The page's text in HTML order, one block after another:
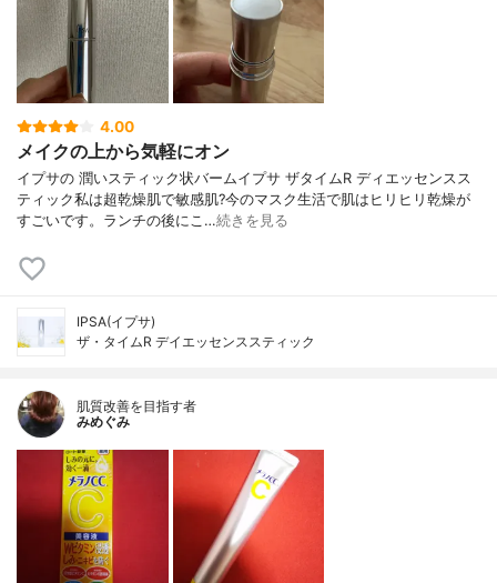
4.00
メイクの上から気軽にオン
イプサの 潤いスティック状バームイプサ ザタイムR ディエッセンスス
ティック私は超乾燥肌で敏感肌?今のマスク生活で肌はヒリヒリ乾燥が
すごいです。ランチの後にこ…続きを見る
IPSA(イプサ)
ザ・タイムR デイエッセンススティック
肌質改善を目指す者
みめぐみ